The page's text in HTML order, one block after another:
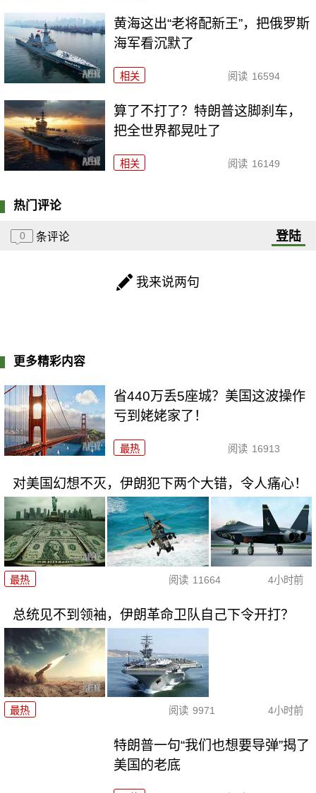
黄海这出“老将配新王”，把俄罗斯
海军看沉默了
相关 阅读 16594
算了不打了？特朗普这脚刹车，
把全世界都晃吐了
相关 阅读 16149
热门评论
0 条评论 登陆
我来说两句
更多精彩内容
省440万丢5座城？美国这波操作
亏到姥姥家了！
最热 阅读 16913
对美国幻想不灭，伊朗犯下两个大错，令人痛心！
最热 阅读 11664 4小时前
总统见不到领袖，伊朗革命卫队自己下令开打？
最热 阅读 9971 4小时前
特朗普一句“我们也想要导弹”揭了
美国的老底